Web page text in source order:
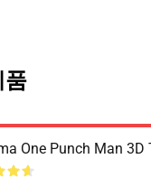
품
One Punch Man 3D